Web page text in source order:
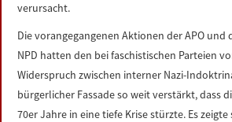
verursacht.
Die vorangegangenen Aktionen der APO und
NPD hatten den bei faschistischen Parteien
Widerspruch zwischen interner Nazi-
bürgerlicher Fassade so weit verstärkt, dass
70er Jahre in eine tiefe Krise stürzte. Es zeigte